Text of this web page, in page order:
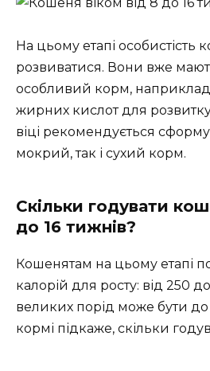
На цьому етапі
розвиватися. Вони вже
особливий корм, наприклад,
жирних кислот для
віці рекомендується
мокрий, так і сухий корм.
Скільки годувати
до 16 тижнів?
Кошенятам на цьому етапі
калорій для росту: від 250
великих порід може бути до
кормі підкаже, скільки